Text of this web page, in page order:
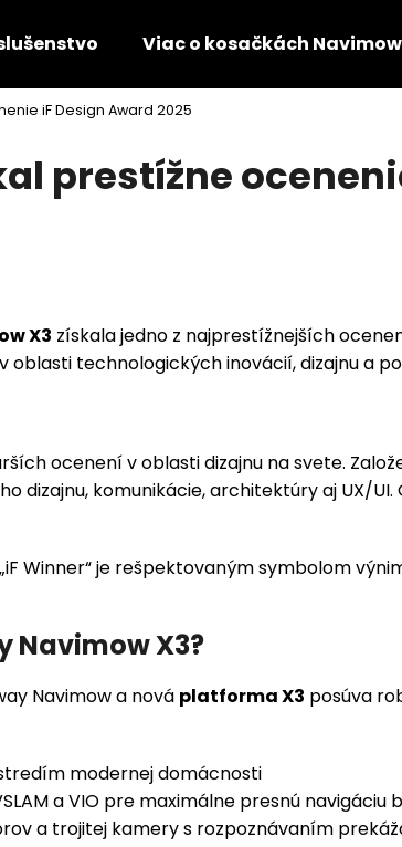
Viac o kosačkách Navimow
iF Design Award 2025
prestížne
X3 získala jedno z najprestížnejších
oblasti technologických inovácií, dizajnu a
ocenení v oblasti dizajnu na svete.
dizajnu, komunikácie, architektúry aj UX/
Winner“ je rešpektovaným symbolom
Navimow X3?
Navimow a nová platforma X3 posúva
modernej domácnosti
a VIO pre maximálne presnú
a trojitej kamery s rozpoznávaním
Čo potrebujete nájsť?